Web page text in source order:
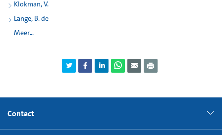
Klokman, V.
Lange, B. de
Meer...
Contact